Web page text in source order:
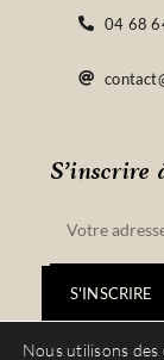
S’inscrire
S'INSCRIRE
04 68
Nous utilisons